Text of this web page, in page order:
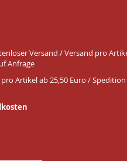
Versand / Versand pro
Anfrage
Artikel ab 25,50 Euro /